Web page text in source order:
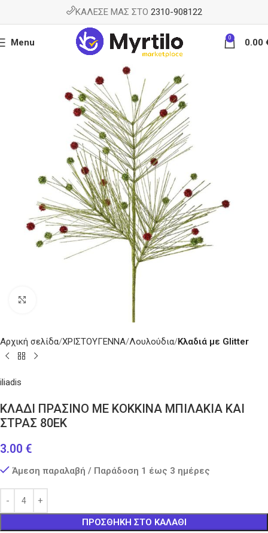
ΚΑΛΕΣΕ ΜΑΣ ΣΤΟ 2310-908122
Menu 0 0.00
Κάντε κλικ για μεγέθυνση
Αρχική σελίδα ΧΡΙΣΤΟΥΓΕΝΝΑ Λουλούδια Κλαδιά με Glitter
iliadis
ΚΛΑΔΙ ΠΡΑΣΙΝΟ ΜΕ ΚΟΚΚΙΝΑ ΜΠΙΛΑΚΙΑ ΚΑΙ
ΣΤΡΑΣ 80ΕΚ
3.00 €
Άμεση παραλαβή / Παράδοση 1 έως 3 ημέρες
ΠΡΟΣΘΉΚΗ ΣΤΟ ΚΑΛΆΘΙ